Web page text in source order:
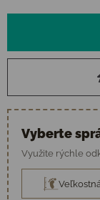
Vyberte
Využite rýchle